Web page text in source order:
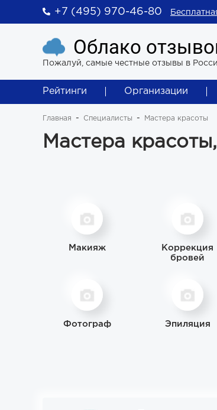
+7 (495) 970-46-80
Облако
Пожалуй, самые честные отзывы в
Рейтинги Организации
Главная Специалисты Мастера красоты
Мастера
Макияж
Коррекция
бровей
Фотограф Эпиляция